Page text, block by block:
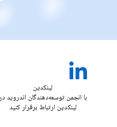
لینکدین
با انجمن توسعه‌دهندگان اندروید در
لینکدین ارتباط برقرار کنید